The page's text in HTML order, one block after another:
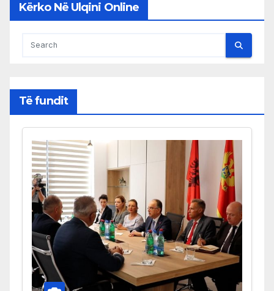
Kërko Në Ulqini Online
Të fundit